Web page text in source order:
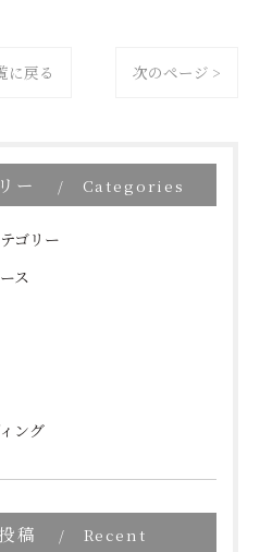
に戻る 次のページ >
ー Categories
ゴリー
ス
ング
稿
Recent